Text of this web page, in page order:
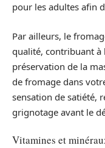
pour les adultes afin
Par ailleurs, le
qualité, contribuant à
préservation de la
de fromage dans
sensation de satiété,
grignotage avant le
Vitamines et